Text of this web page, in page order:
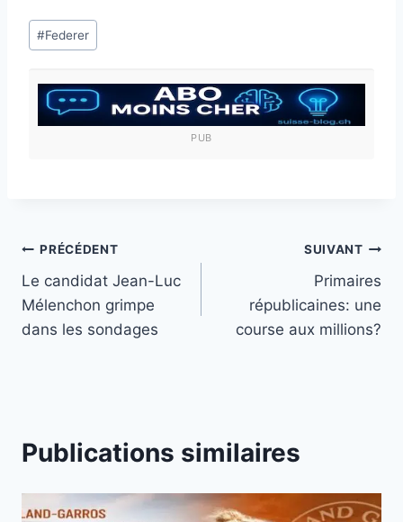
Étiquettes
de
publication :
#Federer
PUB
Navigation
de
l’article
PRÉCÉDENT
Le candidat Jean-Luc
Mélenchon grimpe
dans les sondages
SUIVANT
Primaires
républicaines: une
course aux millions?
Publications similaires